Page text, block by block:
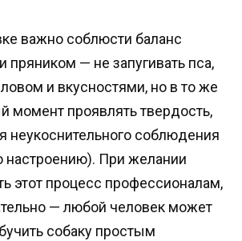
важно соблюсти баланс
пряником — не запугивать пса,
и вкусностями, но в то же
момент проявлять твердость,
неукоснительного соблюдения
настроению). При желании
этот процесс профессионалам,
— любой человек может
собаку простым